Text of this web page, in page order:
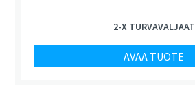
2-X TURVAVALJAAT
AVAA TUOTE